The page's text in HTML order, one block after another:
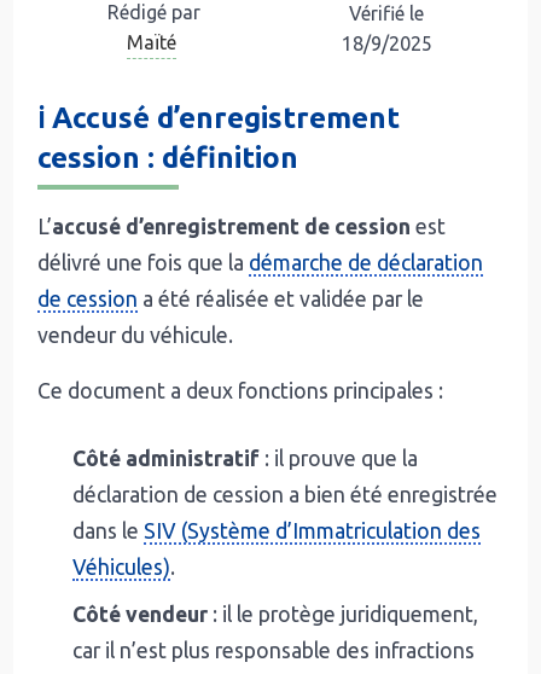
Rédigé par
Maïté
Vérifié le
18/9/2025
ℹ️ Accusé d’enregistrement
cession : définition
L’accusé d’enregistrement de cession est
délivré une fois que la démarche de déclaration
de cession a été réalisée et validée par le
vendeur du véhicule.
Ce document a deux fonctions principales :
Côté administratif : il prouve que la
déclaration de cession a bien été enregistrée
dans le SIV (Système d’Immatriculation des
Véhicules).
Côté vendeur : il le protège juridiquement,
car il n’est plus responsable des infractions